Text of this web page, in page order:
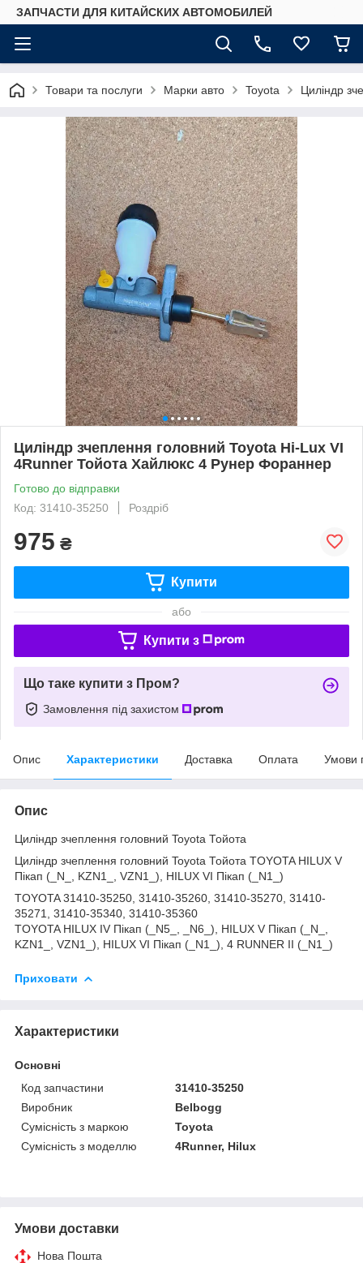
ЗАПЧАСТИ ДЛЯ КИТАЙСКИХ АВТОМОБИЛЕЙ
Товари та послуги Марки авто Toyota Циліндр
Циліндр зчеплення головний Toyota Hi-Lux VI
4Runner Тойота Хайлюкс 4 Рунер Фораннер
Готово до відправки
Код: 31410-35250
Роздріб
975 ₴
Купити
або
Купити з
Що таке купити з Пром?
Замовлення під захистом
Опис Характеристики Доставка Оплата Умови
Опис
Циліндр зчеплення головний Toyota Тойота
Циліндр зчеплення головний Toyota Тойота TOYOTA HILUX V
Пікап (_N_, KZN1_, VZN1_), HILUX VI Пікап (_N1_)
TOYOTA 31410-35250, 31410-35260, 31410-35270, 31410-
35271, 31410-35340, 31410-35360
TOYOTA HILUX IV Пікап (_N5_, _N6_), HILUX V Пікап (_N_,
KZN1_, VZN1_), HILUX VI Пікап (_N1_), 4 RUNNER II (_N1_)
Приховати
Характеристики
Основні
Код запчастини
31410-35250
Виробник
Belbogg
Сумісність з маркою
Toyota
Сумісність з моделлю
4Runner, Hilux
Умови доставки
Нова Пошта